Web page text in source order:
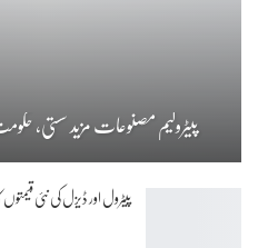
پیٹرولیم مصنوعات مزید سستی،
پیٹرول اور ڈیزل کی نئی قیمتوں